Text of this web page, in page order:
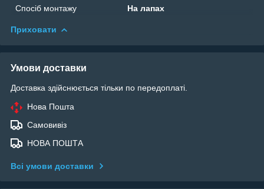
Спосіб монтажу
На лапах
Приховати
Умови доставки
Доставка здійснюється тільки по передоплаті.
Нова Пошта
Самовивіз
НОВА ПОШТА
Всі умови доставки